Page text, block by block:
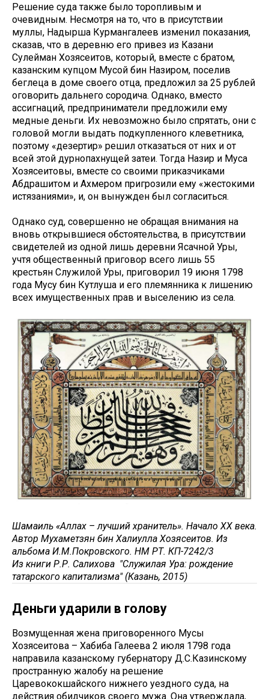
Решение суда также было торопливым и
очевидным. Несмотря на то, что в присутствии
муллы, Надырша Курмангалеев изменил показания,
сказав, что в деревню его привез из Казани
Сулейман Хозясеитов, который, вместе с братом,
казанским купцом Мусой бин Назиром, поселив
беглеца в доме своего отца, предложил за 25 рублей
оговорить дальнего сородича. Однако, вместо
ассигнаций, предприниматели предложили ему
медные деньги. Их невозможно было спрятать, они с
головой могли выдать подкупленного клеветника,
поэтому «дезертир» решил отказаться от них и от
всей этой дурнопахнущей затеи. Тогда Назир и Муса
Хозясеитовы, вместе со своими приказчиками
Абдрашитом и Ахмером пригрозили ему «жестокими
истязаниями», и, он вынужден был согласиться.
Однако суд, совершенно не обращая внимания на
вновь открывшиеся обстоятельства, в присутствии
свидетелей из одной лишь деревни Ясачной Уры,
учтя общественный приговор всего лишь 55
крестьян Служилой Уры, приговорил 19 июня 1798
года Мусу бин Кутлуша и его племянника к лишению
всех имущественных прав и выселению из села.
Шамаиль «Аллах – лучший хранитель». Начало ХХ века.
Автор Мухаметзян бин Халиулла Хозясеитов. Из
альбома И.М.Покровского. НМ РТ. КП-7242/3
Из книги Р.Р. Салихова "Служилая Ура: рождение
татарского капитализма" (Казань, 2015)
Деньги ударили в голову
Возмущенная жена приговоренного Мусы
Хозясеитова – Хабиба Галеева 2 июля 1798 года
направила казанскому губернатору Д.С.Казинскому
пространную жалобу на решение
Царевококшайского нижнего уездного суда, на
действия обидчиков своего мужа. Она утверждала,